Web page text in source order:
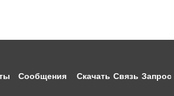
Сообщения Скачать Связь Запрос